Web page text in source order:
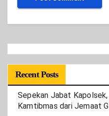
Recent Posts
Sepekan Jabat
Kamtibmas dari Jemaat